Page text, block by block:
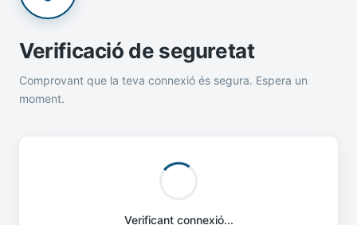
Verificació de seguretat
Comprovant que la teva connexió és segura. Espera un
moment.
Verificant connexió...